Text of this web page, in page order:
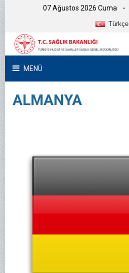
07 Ağustos 2026 Cuma
Türkçe
MENÜ
ALMANYA